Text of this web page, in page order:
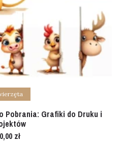
cart
Pobrania: Grafiki do Druku i
zł